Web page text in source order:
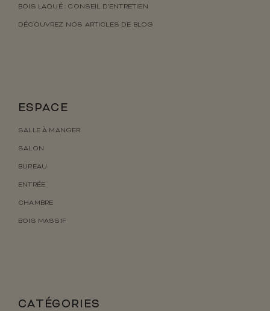
BOIS LAQUÉ : CONSEIL D’ENTRETIEN
DÉCOUVREZ NOS ARTICLES DE BLOG
ESPACE
SALLE À MANGER
SALON
BUREAU
ENTRÉE
CHAMBRE
BOIS MASSIF
CATÉGORIES